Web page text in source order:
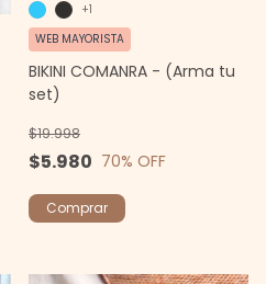
BIKINI COMANRA - (Arma tu
set)
$5.980
$19.998
70% OFF
WEB MAYORISTA
+1
Comprar